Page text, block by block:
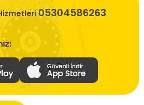
05304586263